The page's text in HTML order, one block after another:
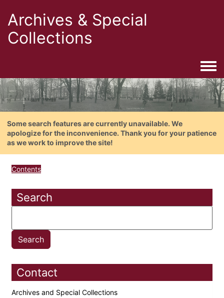
Archives & Special
Collections
Some search features are currently unavailable. We
apologize for the inconvenience. Thank you for your patience
as we work to improve the site!
Contents
Search
Contact
Archives and Special Collections